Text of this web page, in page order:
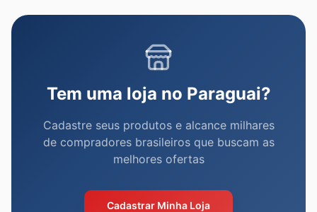
Tem uma loja no Paraguai?
Cadastre seus produtos e alcance milhares
de compradores brasileiros que buscam as
melhores ofertas
Cadastrar Minha Loja